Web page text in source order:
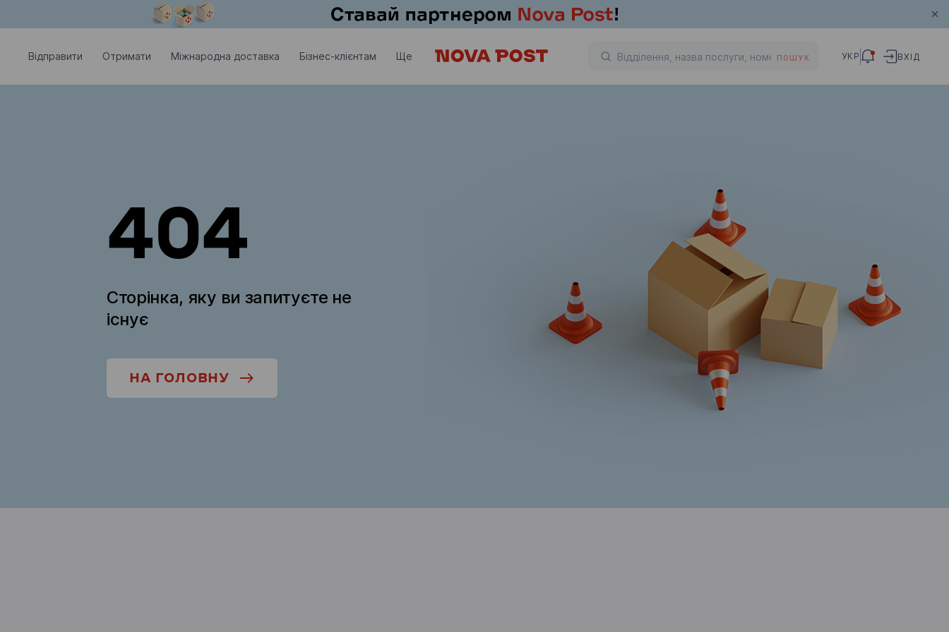
Відправити Отримати Міжнародна доставка Бізнес-клієнтам Ще ПОШУК УКР ВХІД
404
Сторінка, яку ви запитуєте не
існує
НА ГОЛОВНУ